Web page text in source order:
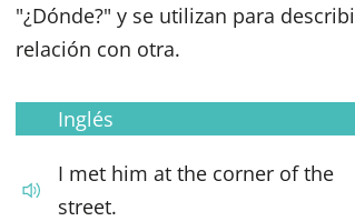
"¿Dónde?" y se utilizan para
relación con otra.
Inglés
I met him at the corner of the
street.